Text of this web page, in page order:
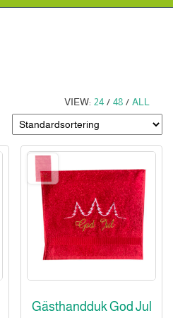
VIEW: 24 / 48 / ALL
Gästhandduk God Jul